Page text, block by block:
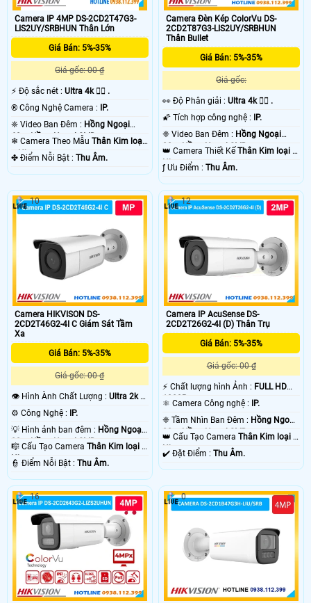
Camera IP 4MP DS-2CD2T47G3-
LIS2UY/SRBHUN Thân Lớn
Giá Bán: 5%-35%
Giá gốc: 00 ₫
️⚡ Độ sắc nét : Ultra 4k 👍🏾 .
®️ Công Nghệ Camera :
IP.
❈ Video Ban Đêm : Hồng Ngoại
60m Hồng Ngoại SMD.
❄ Camera Theo Mẫu Thân Kim loại
+ Nhựa.
️✤ Điểm Nỗi Bật : Thu Âm.
Camera Đèn Kép ColorVu DS-
2CD2T87G3-LIS2UY/SRBHUN
Thân Bullet
Giá Bán: 5%-35%
Giá gốc:
️👀 Độ Phân giải :Ultra 4k 👍🏾 .
🌠 Tích hợp công nghệ :
IP.
❈ Video Ban Đêm : Hồng Ngoại
80m Hồng Ngoại SMD.
👑 Camera Thiết KếThân Kim loại +
Nhựa.
️ƒ Ưu Điểm :Thu Âm.
Camera HIKVISON DS-
2CD2T46G2-4I C Giám Sát Tầm
Xa
Giá Bán: 5%-35%
Giá gốc: 00 ₫
👁 Hình Ành Chất Lượng : Ultra 2k +
⚙ Công Nghệ : IP.
💡 Hình ảnh ban đêm : Hồng Ngoại
80m Hồng Ngoại SMD.
🎼️ Cấu Tạo Camera Thân Kim loại +
Nhựa.
️👮 Điểm Nỗi Bật : Thu Âm.
10
Camera IP AcuSense DS-
2CD2T26G2-4I (D) Thân Trụ
Giá Bán: 5%-35%
Giá gốc: 00 ₫
️⚡ Chất lượng hình Ảnh : FULL HD
1080P .
⚛️ Camera Công nghệ : IP.
❈ Tầm Nhìn Ban Đêm : Hồng Ngoại
80m Hồng Ngoại SMD.
👑 Cấu Tạo CameraThân Kim loại +
Nhựa.
️✔️ Đặt Điểm :Thu Âm.
12
16 0